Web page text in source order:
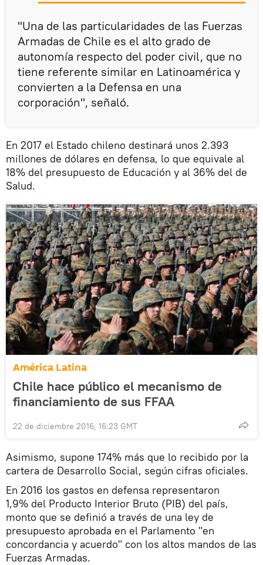
"Una de las particularidades de las Fuerzas
Armadas de Chile es el alto grado de
autonomía respecto del poder civil, que no
tiene referente similar en Latinoamérica y
convierten a la Defensa en una
corporación", señaló.
En 2017 el Estado chileno destinará unos 2.393
millones de dólares en defensa, lo que equivale al
18% del presupuesto de Educación y al 36% del de
Salud.
América Latina
Chile hace público el mecanismo de
financiamiento de sus FFAA
22 de diciembre 2016, 16:23 GMT
Asimismo, supone 174% más que lo recibido por la
cartera de Desarrollo Social, según cifras oficiales.
En 2016 los gastos en defensa representaron
1,9% del Producto Interior Bruto (PIB) del país,
monto que se definió a través de una ley de
presupuesto aprobada en el Parlamento "en
concordancia y acuerdo" con los altos mandos de las
Fuerzas Armadas.